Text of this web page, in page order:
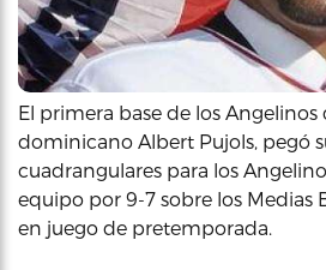
El primera base de los Angelinos
dominicano Albert Pujols, pegó
cuadrangulares para los
equipo por 9-7 sobre los Medias
en juego de pretemporada.